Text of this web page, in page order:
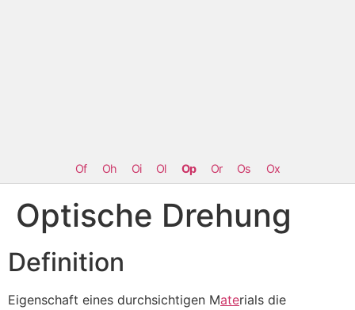
Of Oh Oi Ol Op Or Os Ox
Optische Drehung
Definition
Eigenschaft eines durchsichtigen Materials die